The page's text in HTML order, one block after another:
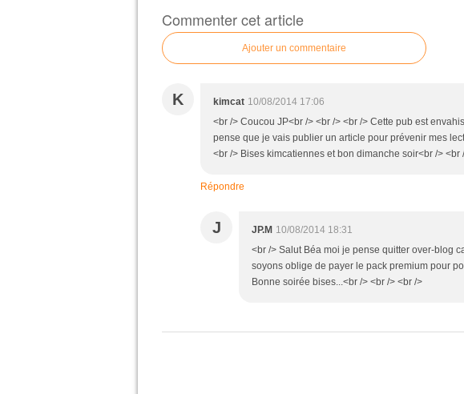
Commenter cet article
Ajouter un commentaire
K kimcat 10/08/2014 17:06
<br /> Coucou JP<br /> <br /> <br /> Cette pub est
pense que je vais publier un article pour prévenir mes
<br /> Bises kimcatiennes et bon dimanche soir<br /> <br
Répondre
J JP.M 10/08/2014 18:31
<br /> Salut Béa moi je pense quitter over-blog
soyons oblige de payer le pack premium pour
Bonne soirée bises...<br /> <br /> <br />